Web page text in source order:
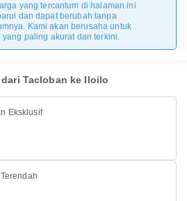
yang tercantum di halaman ini
dan dapat berubah tanpa
Kami akan berusaha untuk
paling akurat dan terkini.
Tacloban ke Iloilo
Eksklusif